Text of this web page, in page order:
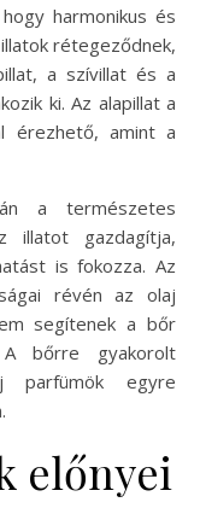
harmonikus és
rétegeződnek,
a szívillat és a
ki. Az alapillat a
érezhető, amint a
a természetes
illatot gazdagítja,
is fokozza. Az
révén az olaj
segítenek a bőr
A bőrre gyakorolt
egyre
előnyei